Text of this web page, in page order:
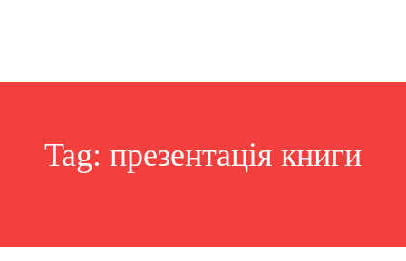
Tag: презентація книги